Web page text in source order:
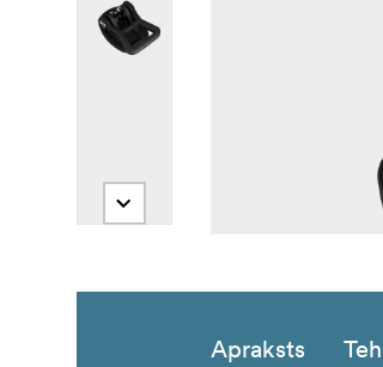
Apraksts